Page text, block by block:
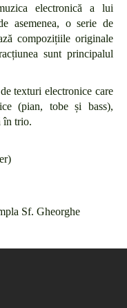
electronică a lui
asemenea, o serie de
compozițiile originale
sunt principalul
texturi electronice care
(pian, tobe și bass),
în trio.
Sf. Gheorghe